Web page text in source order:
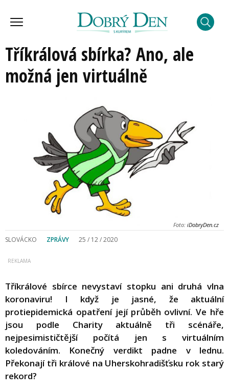
Tříkrálová sbírka? Ano, ale
možná jen virtuálně
Foto: iDobryDen.cz
SLOVÁCKO ZPRÁVY 25 / 12 / 2020
Tříkrálové sbírce nevystaví stopku ani druhá vlna
koronaviru! I když je jasné, že aktuální
protiepidemická opatření její průběh ovlivní. Ve hře
jsou podle Charity aktuálně tři scénáře,
nejpesimističtější počítá jen s virtuálním
koledováním. Konečný verdikt padne v lednu.
Překonají tři králové na Uherskohradišťsku rok starý
rekord?